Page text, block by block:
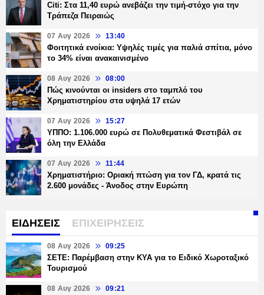
Citi: Στα 11,40 ευρώ ανεβάζει την τιμή-στόχο για την
Τράπεζα Πειραιώς
07 Αυγ 2026 13:40
Φοιτητικά ενοίκια: Υψηλές τιμές για παλιά σπίτια, μόνο
το 34% είναι ανακαινισμένο
08 Αυγ 2026 08:00
Πώς κινούνται οι insiders στο ταμπλό του
Χρηματιστηρίου στα υψηλά 17 ετών
07 Αυγ 2026 15:27
ΥΠΠΟ: 1.106.000 ευρώ σε Πολυθεματικά Φεστιβάλ σε
όλη την Ελλάδα
07 Αυγ 2026 11:44
Χρηματιστήριο: Οριακή πτώση για τον ΓΔ, κρατά τις
2.600 μονάδες - Άνοδος στην Ευρώπη
ΕΙΔΗΣΕΙΣ ΕΠΙΧΕΙΡΗΣΕΙΣ
08 Αυγ 2026 09:25
ΣΕΤΕ: Παρέμβαση στην ΚΥΑ για το Ειδικό Χωροταξικό
Τουρισμού
08 Αυγ 2026 09:21